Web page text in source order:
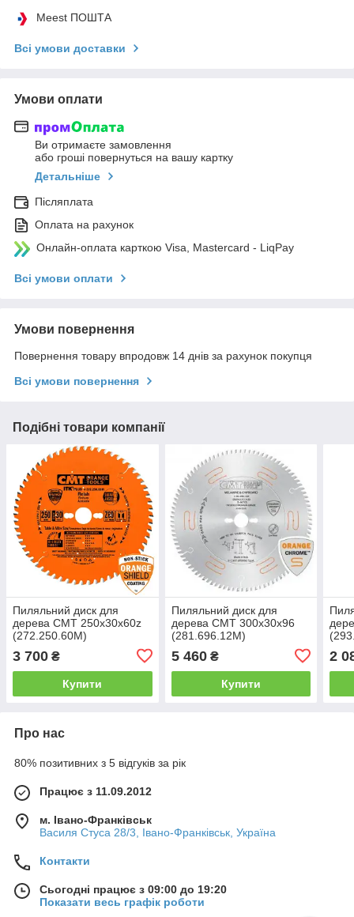
Meest ПОШТА
Всі умови доставки
Умови оплати
Ви отримаєте замовлення
або гроші повернуться на вашу картку
Детальніше
Післяплата
Оплата на рахунок
Онлайн-оплата карткою Visa, Mastercard - LiqPay
Всі умови оплати
Умови повернення
Повернення товару впродовж 14 днів за рахунок покупця
Всі умови повернення
Подібні товари компанії
Пиляльний диск для
дерева CMT 250x30x60z
(272.250.60M)
3 700 ₴
Купити
Пиляльний диск для
дерева CMT 300х30х96
(281.696.12M)
5 460₴
Купити
2
Про нас
80% позитивних з 5 відгуків за рік
Працює з 11.09.2012
м. Івано-Франківськ
Василя Стуса 28/3, Івано-Франківськ, Україна
Контакти
Сьогодні працює з 09:00 до 19:20
Показати весь графік роботи